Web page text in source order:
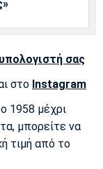
σας
στο Instagram
1958 μέχρι
μπορείτε να
τιμή από το